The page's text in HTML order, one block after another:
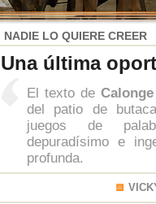
NADIE LO QUIERE CREER
Una última
El texto de Calonge
del patio de
juegos de
depuradísimo e
profunda.